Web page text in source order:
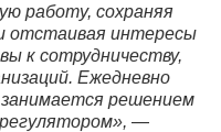
работу, сохраняя
отстаивая интересы
к сотрудничеству,
Ежедневно
решением
—